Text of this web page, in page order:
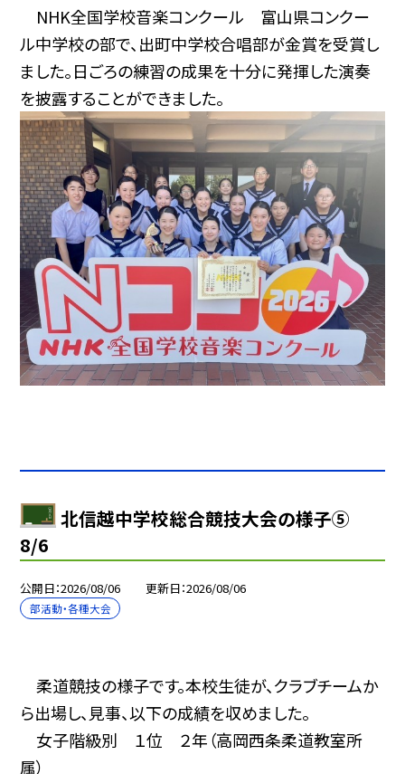
NHK全国学校音楽コンクール 富山県コンクー
ル中学校の部で、出町中学校合唱部が金賞を受賞し
ました。日ごろの練習の成果を十分に発揮した演奏
を披露することができました。
北信越中学校総合競技大会の様子⑤
8/6
公開日 2026/08/06 更新日 2026/08/06
部活動・各種大会
柔道競技の様子です。本校生徒が、クラブチームか
ら出場し、見事、以下の成績を収めました。
女子階級別 １位 ２年（高岡西条柔道教室所
属）